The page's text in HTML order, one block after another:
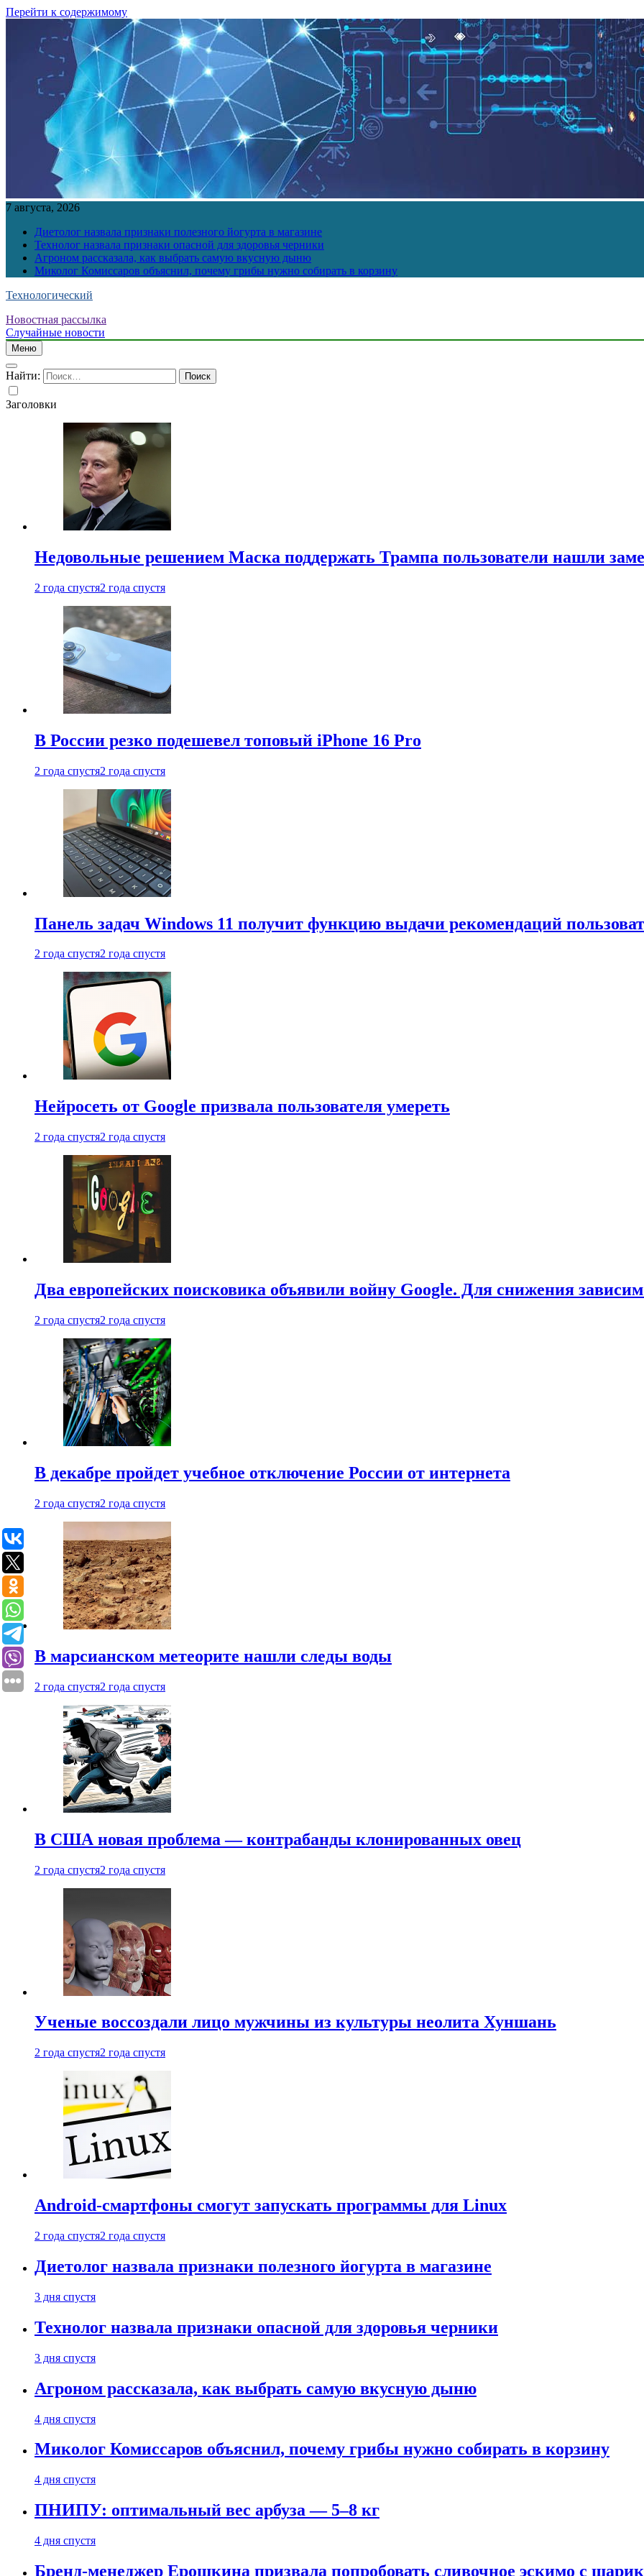
Перейти к содержимому
7 августа, 2026
Диетолог назвала признаки полезного йогурта в магазине
Технолог назвала признаки опасной для здоровья черники
Агроном рассказала, как выбрать самую вкусную дыню
Миколог Комиссаров объяснил, почему грибы нужно собирать в корзину
Технологический
Новостная рассылка
Случайные новости
Меню
Найти:
Заголовки
Недовольные решением Маска поддержать Трампа пользователи нашли
2 года спустя2 года спустя
В России резко подешевел топовый iPhone 16 Pro
2 года спустя2 года спустя
Панель задач Windows 11 получит функцию выдачи рекомендаций
2 года спустя2 года спустя
Нейросеть от Google призвала пользователя умереть
2 года спустя2 года спустя
Два европейских поисковика объявили войну Google. Для снижения
2 года спустя2 года спустя
В декабре пройдет учебное отключение России от интернета
2 года спустя2 года спустя
В марсианском метеорите нашли следы воды
2 года спустя2 года спустя
В США новая проблема — контрабанды клонированных овец
2 года спустя2 года спустя
Ученые воссоздали лицо мужчины из культуры неолита Хуншань
2 года спустя2 года спустя
Android-смартфоны смогут запускать программы для Linux
2 года спустя2 года спустя
Диетолог назвала признаки полезного йогурта в магазине
3 дня спустя
Технолог назвала признаки опасной для здоровья черники
3 дня спустя
Агроном рассказала, как выбрать самую вкусную дыню
4 дня спустя
Миколог Комиссаров объяснил, почему грибы нужно собирать в корзину
4 дня спустя
ПНИПУ: оптимальный вес арбуза — 5–8 кг
4 дня спустя
Бренд-менеджер Ерошкина призвала попробовать сливочное эскимо с